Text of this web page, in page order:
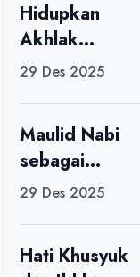
Ikuti Alfaro
Camp di MAN
1 Darussalam
Ciamis
Hidupkan
Akhlak
melalui Ilmu
29 Des 2025
Maulid Nabi
sebagai
Momentum
29 Des 2025
Hati Khusyuk